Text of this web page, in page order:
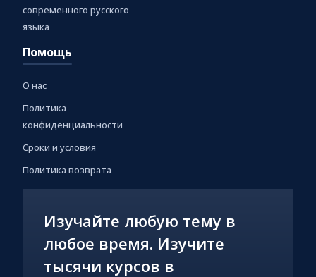
современного русского
языка
Помощь
О нас
Политика
конфиденциальности
Сроки и условия
Политика возврата
Изучайте любую тему в
любое время. Изучите
тысячи курсов в